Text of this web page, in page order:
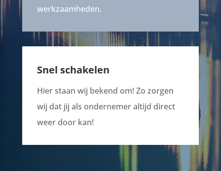
werkzaamheden.
Snel schakelen
Hier staan wij bekend om! Zo zorgen
wij dat jij als ondernemer altijd direct
weer door kan!